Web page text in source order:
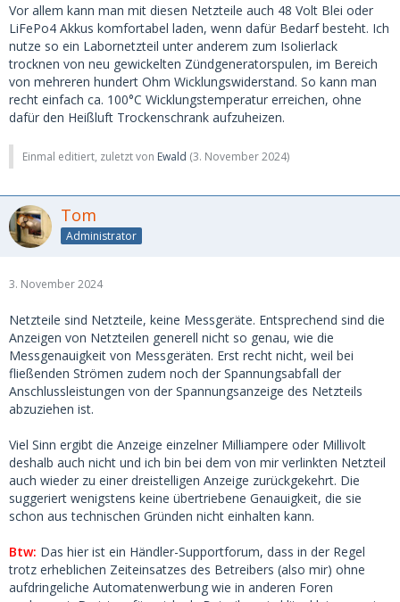
Vor allem kann man mit diesen Netzteile auch 48 Volt Blei oder
LiFePo4 Akkus komfortabel laden, wenn dafür Bedarf besteht. Ich
nutze so ein Labornetzteil unter anderem zum Isolierlack
trocknen von neu gewickelten Zündgeneratorspulen, im Bereich
von mehreren hundert Ohm Wicklungswiderstand. So kann man
recht einfach ca. 100°C Wicklungstemperatur erreichen, ohne
dafür den Heißluft Trockenschrank aufzuheizen.
Einmal editiert, zuletzt von Ewald (3. November 2024)
Tom
Administrator
3. November 2024
Netzteile sind Netzteile, keine Messgeräte. Entsprechend sind die
Anzeigen von Netzteilen generell nicht so genau, wie die
Messgenauigkeit von Messgeräten. Erst recht nicht, weil bei
fließenden Strömen zudem noch der Spannungsabfall der
Anschlussleistungen von der Spannungsanzeige des Netzteils
abzuziehen ist.
Viel Sinn ergibt die Anzeige einzelner Milliampere oder Millivolt
deshalb auch nicht und ich bin bei dem von mir verlinkten Netzteil
auch wieder zu einer dreistelligen Anzeige zurückgekehrt. Die
suggeriert wenigstens keine übertriebene Genauigkeit, die sie
schon aus technischen Gründen nicht einhalten kann.
Btw: Das hier ist ein Händler-Supportforum, dass in der Regel
trotz erheblichen Zeiteinsatzes des Betreibers (also mir) ohne
aufdringeliche Automatenwerbung wie in anderen Foren